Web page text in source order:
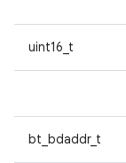
uint16_t
bt_bdaddr_t